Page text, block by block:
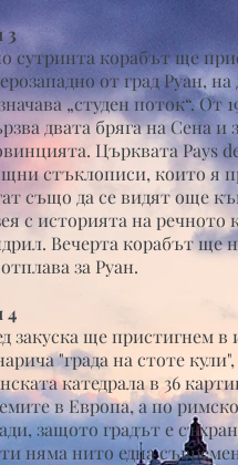
3
сутринта корабът ще
от град Руан,
„студен поток“. От
двата бряга на Сена
Църквата Pays
стъклописи, които я
също да се видят още
с историята на
Вечерта корабът ще
за Руан.
4
закуска ще пристигнем
"града на стоте
катедрала в 36
в Европа, а по
защото градът е
няма нито една